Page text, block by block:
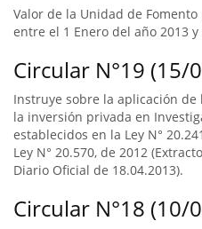
Valor de la Unidad de
entre el 1 Enero del año 2013
Circular N°19 (15/
Instruye sobre la aplicación
la inversión privada en
establecidos en la Ley N°
Ley N° 20.570, de 2012
Diario Oficial de 18.04.2013).
Circular N°18 (10/